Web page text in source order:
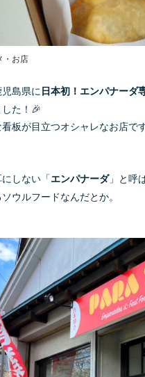
・お店
島県に日本初！エンパナーダ
た！🎉
板が目立つオシャレなお店で
しない「エンパナーダ」と呼
ウルフードなんだとか。